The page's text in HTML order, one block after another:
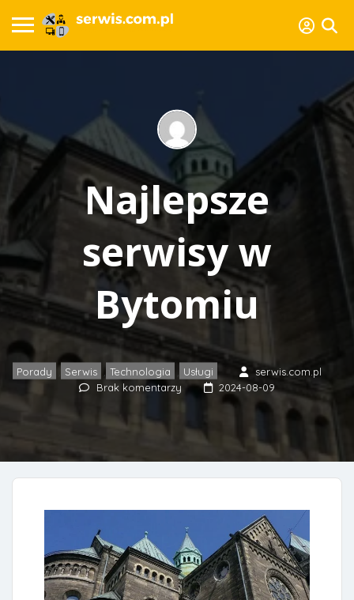
Najlepsze
serwisy w
Bytomiu
Porady Serwis Technologia Usługi
serwis.com.pl
Brak komentarzy
2024-08-09